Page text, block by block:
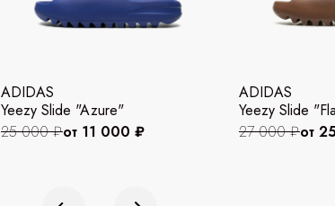
ADIDAS
Yeezy Slide "Azure"
25 000 ₽от 11 000 ₽
ADIDAS
Yeezy Slide
27 000 ₽от